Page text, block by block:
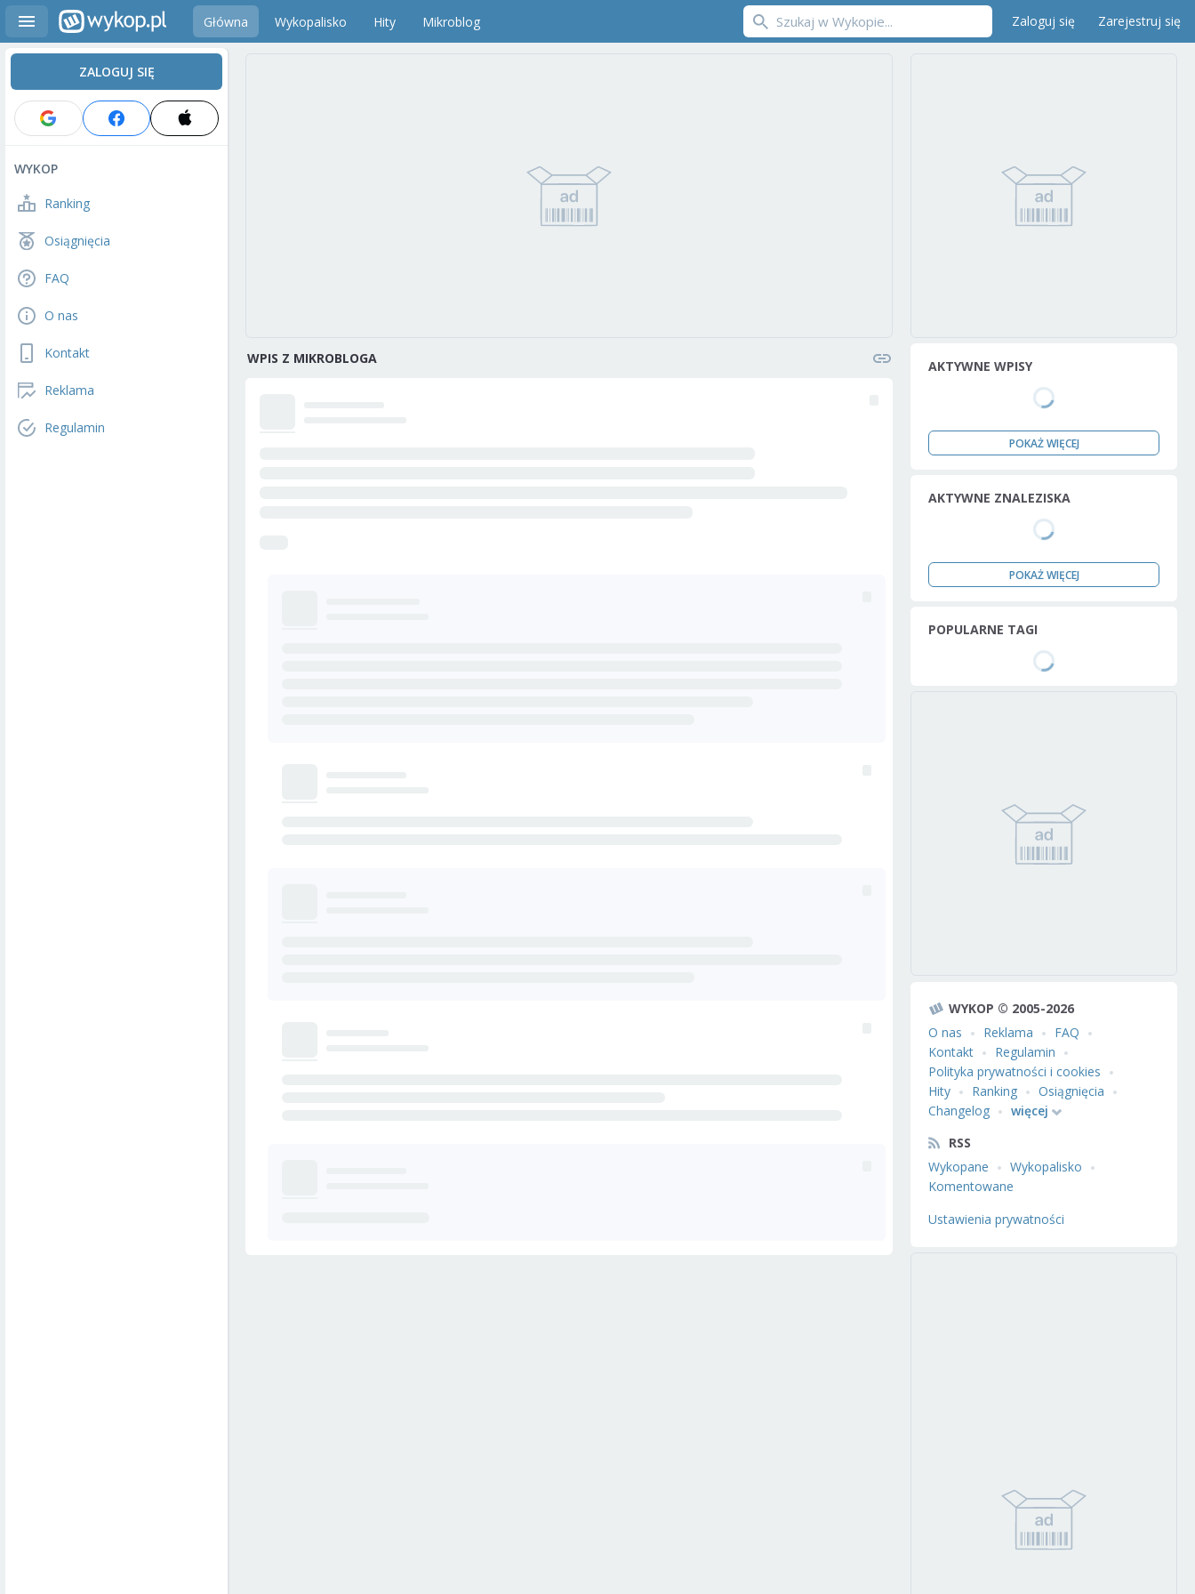
Główna Wykopalisko Hity Mikroblog Zaloguj się Zarejestruj się
ZALOGUJ SIĘ
WYKOP
Ranking
Osiągnięcia
FAQ
O nas
Kontakt
Reklama
Regulamin
WPIS Z MIKROBLOGA AKTYWNE WPISY
POKAŻ WIĘCEJ
AKTYWNE ZNALEZISKA
POKAŻ WIĘCEJ
POPULARNE TAGI
WYKOP © 2005-2026
O nas
Reklama
FAQ
Kontakt
Regulamin
Polityka prywatności i cookies
Hity
Ranking
Osiągnięcia
Changelog
więcej
RSS
Wykopane
Wykopalisko
Komentowane
Ustawienia prywatności